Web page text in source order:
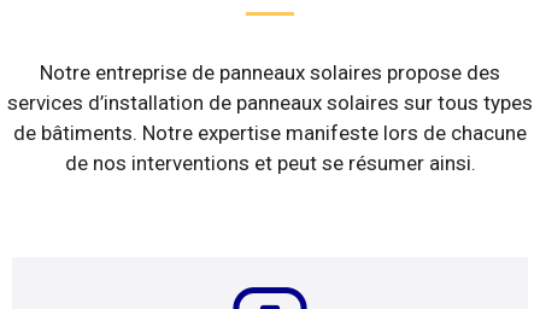
Notre entreprise de panneaux solaires propose des
services d’installation de panneaux solaires sur tous types
de bâtiments. Notre expertise manifeste lors de chacune
de nos interventions et peut se résumer ainsi.